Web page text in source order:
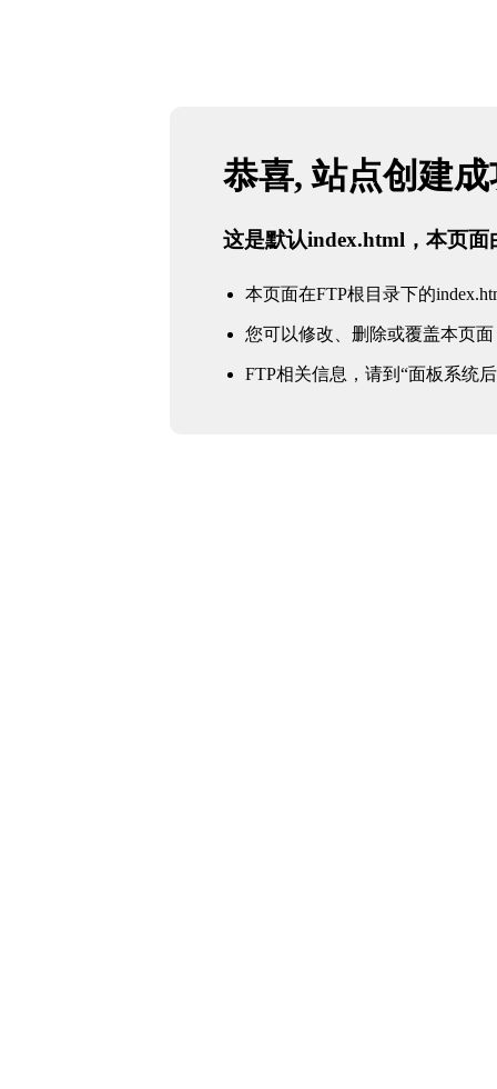
恭喜, 站点创建
这是默认index.html，本页面
本页面在FTP根目录下的
您可以修改、删除或覆盖本页面
FTP相关信息，请到“面板系统